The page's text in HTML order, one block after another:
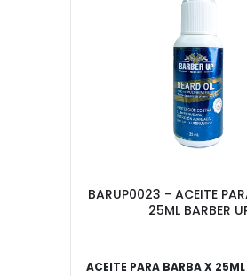
BARUP0023 - ACEITE
25ML BARBER
ACEITE PARA BARBA X 25ML